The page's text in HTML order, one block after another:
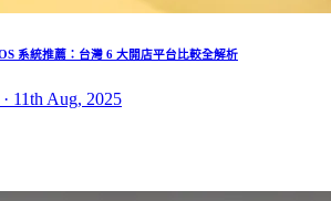
系統推薦：台灣 6 大開店平台比較全解析
11th Aug, 2025